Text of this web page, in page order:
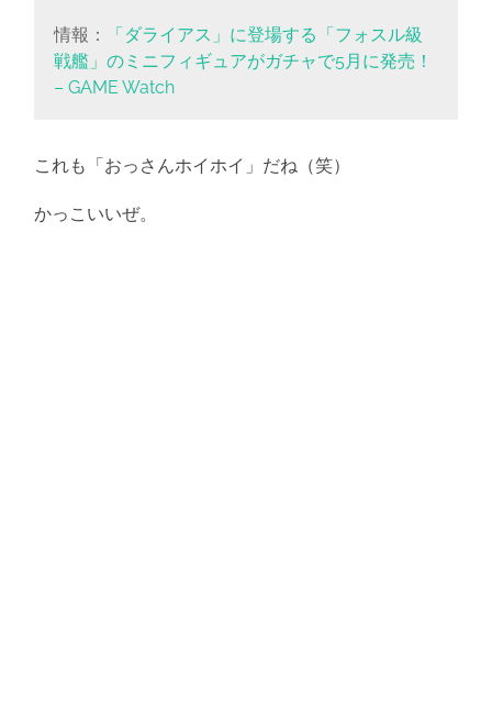
情報：
「ダライアス」に登場する「フォスル級
戦艦」のミニフィギュアがガチャで5月に発売！
– GAME Watch
これも「おっさんホイホイ」だね（笑）
かっこいいぜ。